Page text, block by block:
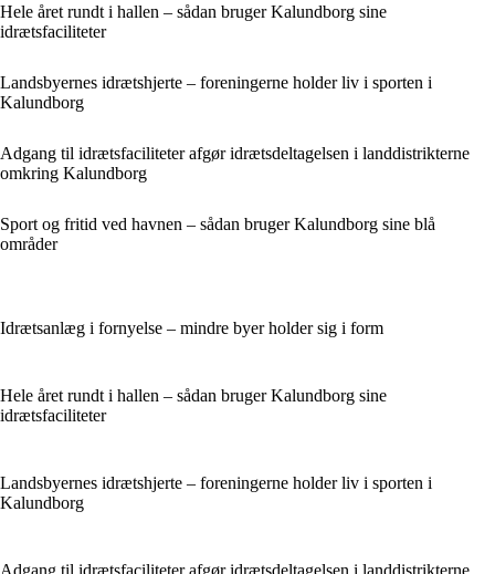
Hele året rundt i hallen – sådan bruger Kalundborg sine
idrætsfaciliteter
Landsbyernes idrætshjerte – foreningerne holder liv i sporten i
Kalundborg
Adgang til idrætsfaciliteter afgør idrætsdeltagelsen i landdistrikterne
omkring Kalundborg
Sport og fritid ved havnen – sådan bruger Kalundborg sine blå
områder
Idrætsanlæg i fornyelse – mindre byer holder sig i form
Hele året rundt i hallen – sådan bruger Kalundborg sine
idrætsfaciliteter
Landsbyernes idrætshjerte – foreningerne holder liv i sporten i
Kalundborg
Adgang til idrætsfaciliteter afgør idrætsdeltagelsen i landdistrikterne